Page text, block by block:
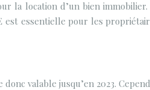
la location d’un bien
essentielle pour les
donc valable jusqu’en 2023.